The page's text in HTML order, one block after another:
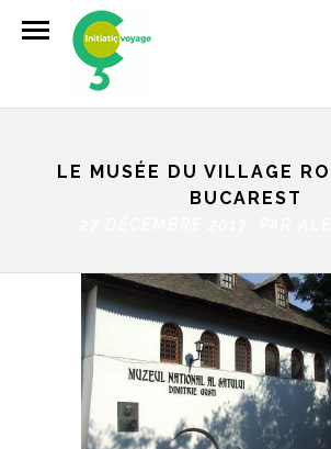
LE MUSÉE DU VILLAGE
BUCAREST